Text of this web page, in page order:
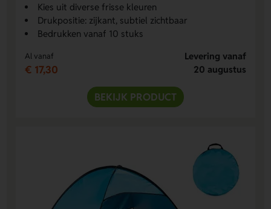
Kies uit diverse frisse kleuren
Drukpositie: zijkant, subtiel zichtbaar
Bedrukken vanaf 10 stuks
Al vanaf
€ 17,30
Levering vanaf
20 augustus
BEKIJK PRODUCT